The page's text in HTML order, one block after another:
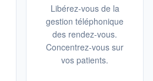
Libérez-vous de la
gestion téléphonique
des rendez-vous.
Concentrez-vous sur
vos patients.